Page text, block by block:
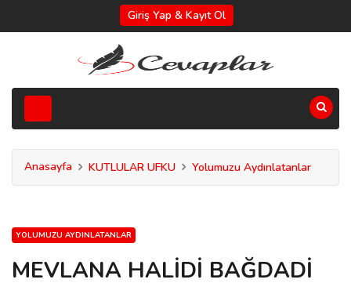
Giriş Yap & Kayıt Ol
Anasayfa KUTLULAR UFKU Yolumuzu Aydınlatanlar
YOLUMUZU AYDINLATANLAR
MEVLANA HALİDİ BAĞDADİ